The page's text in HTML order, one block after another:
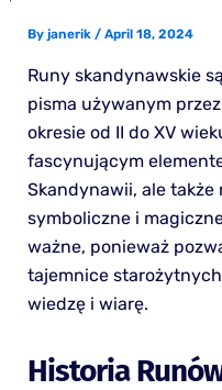
By janerik / April 18, 2024
Runy skandynawskie
pisma używanym
okresie od II do XV
fascynującym
Skandynawii, ale także
symboliczne i
ważne, ponieważ
tajemnice
wiedzę i wiarę.
Historia